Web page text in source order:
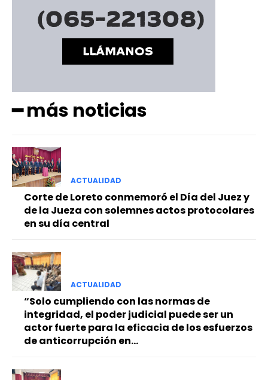
━ más noticias
ACTUALIDAD
Corte de Loreto conmemoró el Día del Juez y
de la Jueza con solemnes actos protocolares
en su día central
ACTUALIDAD
“Solo cumpliendo con las normas de
integridad, el poder judicial puede ser un
actor fuerte para la eficacia de los esfuerzos
de anticorrupción en...